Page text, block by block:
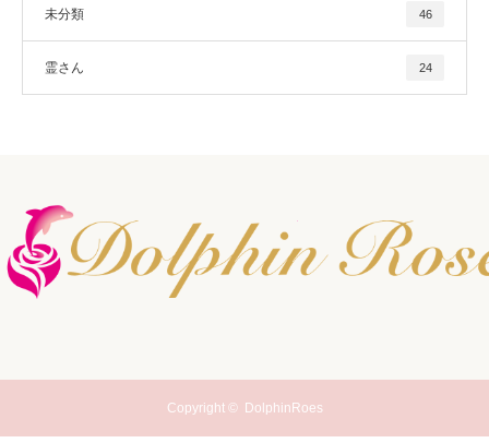
未分類 46
霊さん 24
Copyright © DolphinRoes